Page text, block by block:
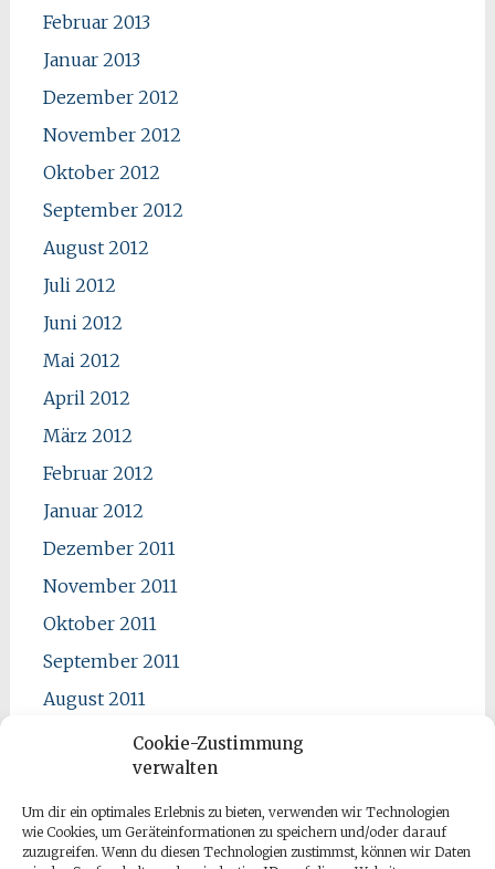
Cookie-Zustimmung
verwalten
Um dir ein optimales Erlebnis zu bieten, verwenden wir Technologien
wie Cookies, um Geräteinformationen zu speichern und/oder darauf
zuzugreifen. Wenn du diesen Technologien zustimmst, können wir Daten
Februar 2013
Januar 2013
Dezember 2012
November 2012
Oktober 2012
September 2012
August 2012
Juli 2012
Juni 2012
Mai 2012
April 2012
März 2012
Februar 2012
Januar 2012
Dezember 2011
November 2011
Oktober 2011
September 2011
August 2011
Mai 2011
April 2011